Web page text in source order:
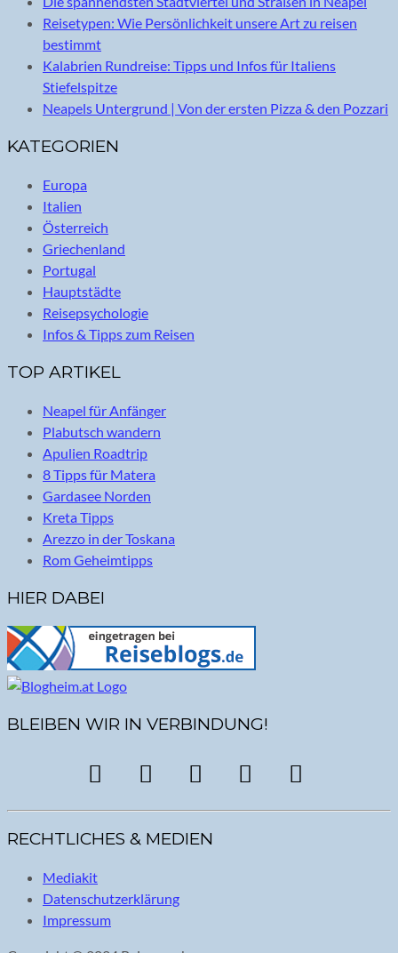
Reisetypen: Wie Persönlichkeit unsere Art zu reisen
bestimmt
Kalabrien Rundreise: Tipps und Infos für Italiens
Stiefelspitze
Neapels Untergrund | Von der ersten Pizza & den Pozzari
KATEGORIEN
Europa
Italien
Österreich
Griechenland
Portugal
Hauptstädte
Reisepsychologie
Infos & Tipps zum Reisen
TOP ARTIKEL
Neapel für Anfänger
Plabutsch wandern
Apulien Roadtrip
8 Tipps für Matera
Gardasee Norden
Kreta Tipps
Arezzo in der Toskana
Rom Geheimtipps
HIER DABEI
BLEIBEN WIR IN VERBINDUNG!
RECHTLICHES & MEDIEN
Mediakit
Datenschutzerklärung
Impressum